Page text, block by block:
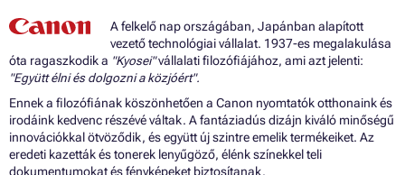
A felkelő nap országában, Japánban alapított
vezető technológiai vállalat. 1937-es megalakulása
óta ragaszkodik a "Kyosei"vállalati filozófiájához, ami azt jelenti:
"Együtt élni és dolgozni a közjóért".
Ennek a filozófiának köszönhetően a Canon nyomtatók otthonaink és
irodáink kedvenc részévé váltak. A fantáziadús dizájn kiváló minőségű
innovációkkal ötvöződik, és együtt új szintre emelik termékeiket. Az
eredeti kazetták és tonerek lenyűgöző, élénk színekkel teli
dokumentumokat és fényképeket biztosítanak.